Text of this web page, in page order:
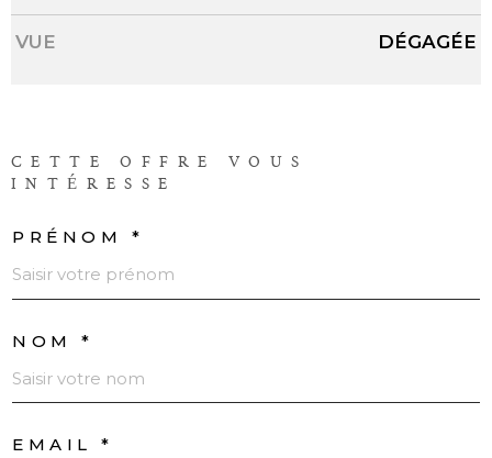
VUE DÉGAGÉE
CETTE OFFRE
VOUS
INTÉRESSE
PRÉNOM *
NOM *
EMAIL *